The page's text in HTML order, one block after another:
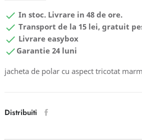
 In stoc. Livrare in 48 de ore.
 Transport de la 15 lei, gratuit
 Livrare easybox
 Garantie 24 luni
jacheta de polar cu aspect tricotat
Distribuiti